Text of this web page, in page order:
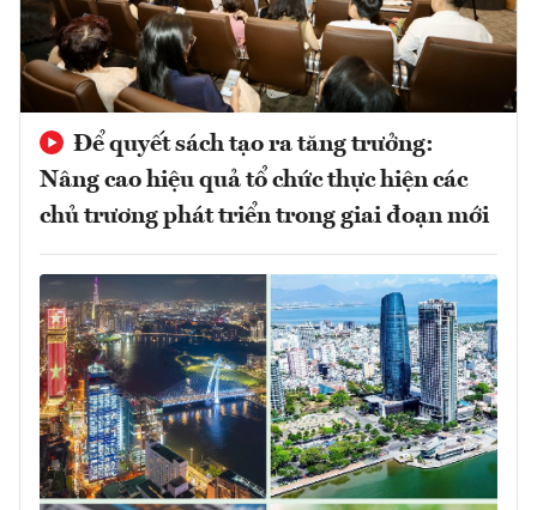
Để quyết sách tạo ra tăng trưởng:
Nâng cao hiệu quả tổ chức thực hiện các
chủ trương phát triển trong giai đoạn mới